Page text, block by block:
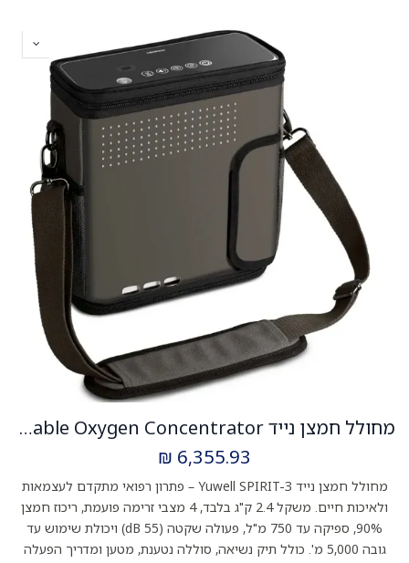
מחולל חמצן נייד Yuwell SPIRIT-3. Portable Oxygen Concentrator. משקל 2.4 ק"ג. עד 5 שעות סוללה. ריכוז חמצן 90%. שימוש עד גובה 5,000 מ'. ס.מדיק יבוא
6,355.93
₪
מחולל חמצן נייד Yuwell SPIRIT-3 – פתרון רפואי מתקדם לעצמאות
ולאיכות חיים. משקל 2.4 ק"ג בלבד, 4 מצבי זרימה פועמת, ריכוז חמצן
90%, ספיקה עד 750 מ"ל, פעולה שקטה (55 dB) ויכולת שימוש עד
גובה 5,000 מ'. כולל תיק נשיאה, סוללה נטענת, מטען ומדריך הפעלה